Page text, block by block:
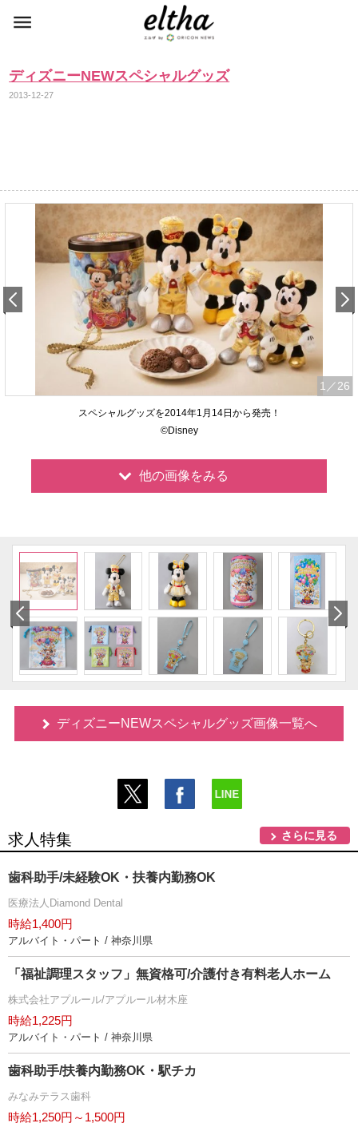
ディズニーNEWスペシャルグッズ
2013-12-27
1 ／26
スペシャルグッズを2014年1月14日から発売！
©Disney
他の画像をみる
ディズニーNEWスペシャルグッズ画像一覧へ
求人特集 さらに見る
歯科助手/未経験OK・扶養内勤務OK
医療法人Diamond Dental
時給1,400円
アルバイト・パート / 神奈川県
「福祉調理スタッフ」無資格可/介護付き有料老人ホーム
株式会社アプルール/アプルール材木座
時給1,225円
アルバイト・パート / 神奈川県
歯科助手/扶養内勤務OK・駅チカ
みなみテラス歯科
時給1,250円～1,500円